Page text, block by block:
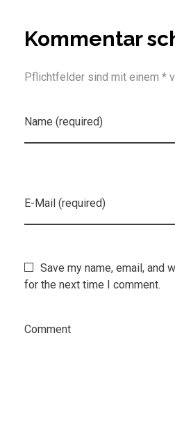
Kommentar
Pflichtfelder sind mit einem *
Name (required)
E-Mail (required)
Save my name, email, and
for the next time I comment.
Comment